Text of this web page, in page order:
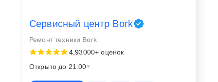
Сервисный центр Bork
Ремонт техники Bork
4,93000+ оценок
Открыто до 21:00